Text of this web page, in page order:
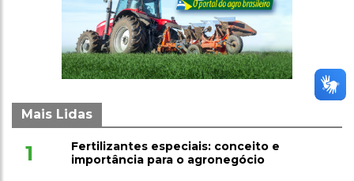
Mais Lidas
1
Fertilizantes especiais: conceito e
importância para o agronegócio